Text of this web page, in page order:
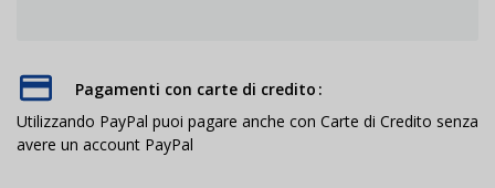
Pagamenti con carte di credito
Utilizzando PayPal puoi pagare anche con Carte di Credito senza
avere un account PayPal